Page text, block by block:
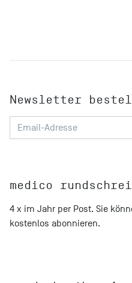
Newsletter
medico
4 x im Jahr per Post. Sie
kostenlos abonnieren.